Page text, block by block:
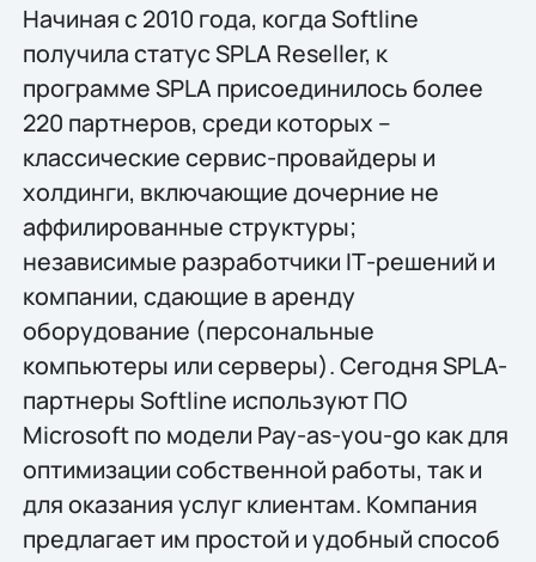
Начиная с 2010 года, когда Softline
получила статус SPLA Reseller, к
программе SPLA присоединилось более
220 партнеров, среди которых –
классические сервис-провайдеры и
холдинги, включающие дочерние не
аффилированные структуры;
независимые разработчики IТ-решений и
компании, сдающие в аренду
оборудование (персональные
компьютеры или серверы). Сегодня SPLA-
партнеры Softline используют ПО
Microsoft по модели Pay-as-you-go как для
оптимизации собственной работы, так и
для оказания услуг клиентам. Компания
предлагает им простой и удобный способ